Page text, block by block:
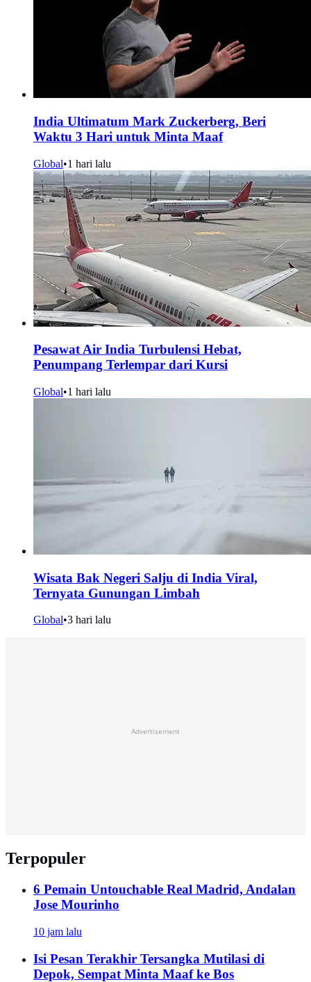
India Ultimatum Mark Zuckerberg, Beri
Waktu 3 Hari untuk Minta Maaf
Global•1 hari lalu
Pesawat Air India Turbulensi Hebat,
Penumpang Terlempar dari Kursi
Global•1 hari lalu
Wisata Bak Negeri Salju di India Viral,
Ternyata Gunungan Limbah
Global•3 hari lalu
Advertisement
Terpopuler
6 Pemain Untouchable Real Madrid, Andalan
Jose Mourinho
10 jam lalu
Isi Pesan Terakhir Tersangka Mutilasi di
Depok, Sempat Minta Maaf ke Bos